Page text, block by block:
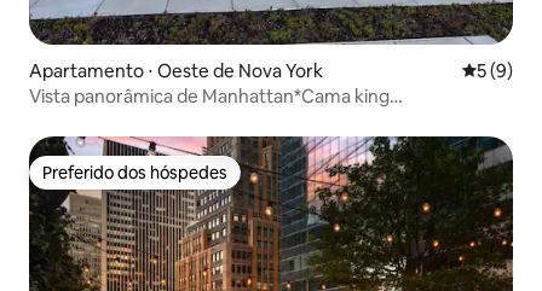
Apartamento ⋅ Oeste de Nova York 5 de
5 (9)
Vista panorâmica de Manhattan*Cama king
Preferido dos hóspedes
Preferido dos hóspedes